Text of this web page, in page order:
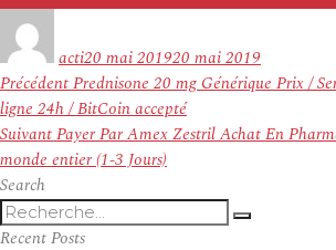
actile
20 mai 201920 mai 2019
Navigation
de
l’article
PrécédentArticle
précédent :
Prednisone 20 mg Générique Prix /
ligne 24h / BitCoin accepté
SuivantArticle
suivant :
Payer Par Amex Zestril Achat En
monde entier (1-3 Jours)
Search
Recherche
pour
Recherche
Recent Posts